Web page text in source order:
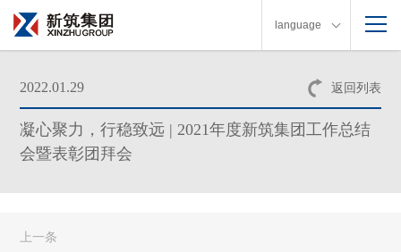
language
返回列表
2022.01.29
凝心聚力，行稳致远 | 2021年度新筑集团工作总结
会暨表彰团拜会
上一条